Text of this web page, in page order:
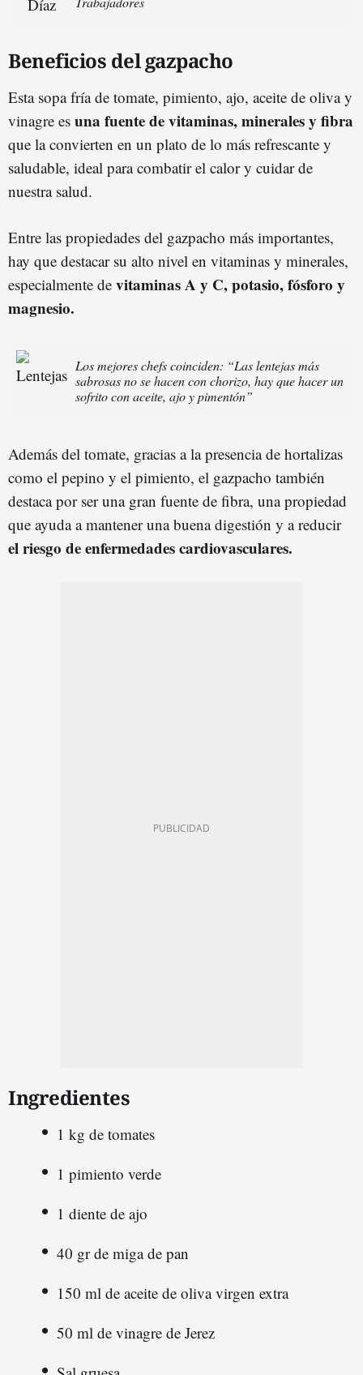
Beneficios del gazpacho
Esta sopa fría de tomate, pimiento, ajo, aceite de oliva y
vinagre es una fuente de vitaminas, minerales y fibra
que la convierten en un plato de lo más refrescante y
saludable, ideal para combatir el calor y cuidar de
nuestra salud.
Entre las propiedades del gazpacho más importantes,
hay que destacar su alto nivel en vitaminas y minerales,
especialmente de vitaminas A y C, potasio, fósforo y
magnesio.
Los mejores chefs coinciden: “Las lentejas más
sabrosas no se hacen con chorizo, hay que hacer un
sofrito con aceite, ajo y pimentón”
Además del tomate, gracias a la presencia de hortalizas
como el pepino y el pimiento, el gazpacho también
destaca por ser una gran fuente de fibra, una propiedad
que ayuda a mantener una buena digestión y a reducir
el riesgo de enfermedades cardiovasculares.
Ingredientes
1 kg de tomates
1 pimiento verde
1 diente de ajo
40 gr de miga de pan
150 ml de aceite de oliva virgen extra
50 ml de vinagre de Jerez